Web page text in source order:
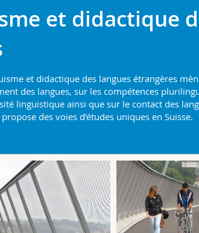
et didactique
et didactique des langues étrangères
des langues, sur les compétences
linguistique ainsi que sur le contact des
des voies d’études uniques en Suisse.